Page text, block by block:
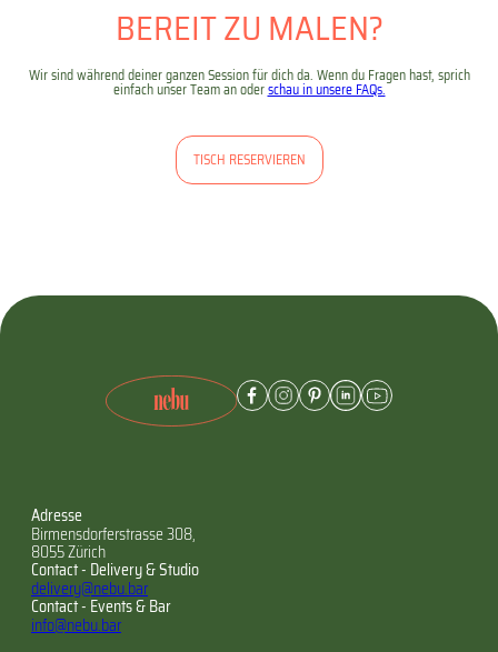
BEREIT ZU MALEN?
Wir sind während deiner ganzen Session für dich da. Wenn du Fragen hast, sprich
einfach unser Team an oderschau in unsere FAQs.
TISCH RESERVIEREN
Adresse
Birmensdorferstrasse 308,
8055 Zürich
Contact - Delivery & Studio
delivery@nebu.bar
Contact - Events & Bar
info@nebu.bar